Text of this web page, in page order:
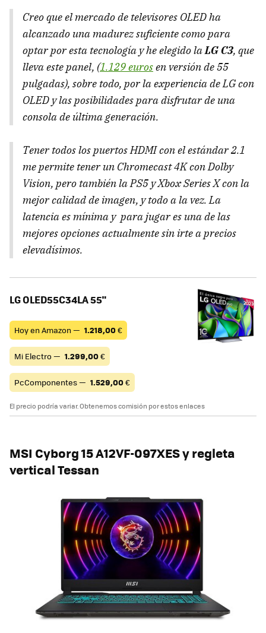
Creo que el mercado de televisores OLED ha
alcanzado una madurez suficiente como para
optar por esta tecnología y he elegido laLG C3, que
lleva este panel, (1.129 eurosen versión de 55
pulgadas), sobre todo, por la experiencia de LG con
OLED y las posibilidades para disfrutar de una
consola de última generación.
Tener todos los puertos HDMI con el estándar 2.1
me permite tener un Chromecast 4K con Dolby
Vision, pero también la PS5 y Xbox Series X con la
mejor calidad de imagen, y todo a la vez. La
latencia es mínima y para jugar es una de las
mejores opciones actualmente sin irte a precios
elevadísimos.
LG OLED55C34LA 55"
Hoy en Amazon — 1.218,00€
Mi Electro — 1.299,00€
PcComponentes — 1.529,00€
El precio podría variar. Obtenemos comisión por estos enlaces
MSI Cyborg 15 A12VF-097XES y regleta
vertical Tessan